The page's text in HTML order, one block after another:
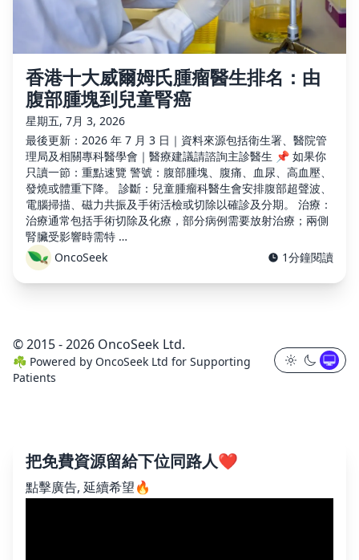
香港十大威爾姆氏腫瘤醫生排名：由
腹部腫塊到兒童腎癌
星期五, 7月 3, 2026
最後更新：2026 年 7 月 3 日｜資料來源包括衛生署、醫院管
理局及相關專科醫學會｜醫療建議請諮詢主診醫生 📌 如果你
只讀一節：重點速覽 警號：腹部腫塊、腹痛、血尿、高血壓、
發燒或體重下降。 診斷：兒童腫瘤科醫生會安排腹部超聲波、
電腦掃描、磁力共振及手術活檢或切除以確診及分期。 治療：
治療通常包括手術切除及化療，部分病例需要放射治療；兩側
腎臟受影響時需特 …
OncoSeek
1分鐘閱讀
© 2015 - 2026 OncoSeek Ltd.
☘️ Powered by OncoSeek Ltd for Supporting
Patients
把免費資源留給下位同路人❤️
點擊廣告, 延續希望🔥